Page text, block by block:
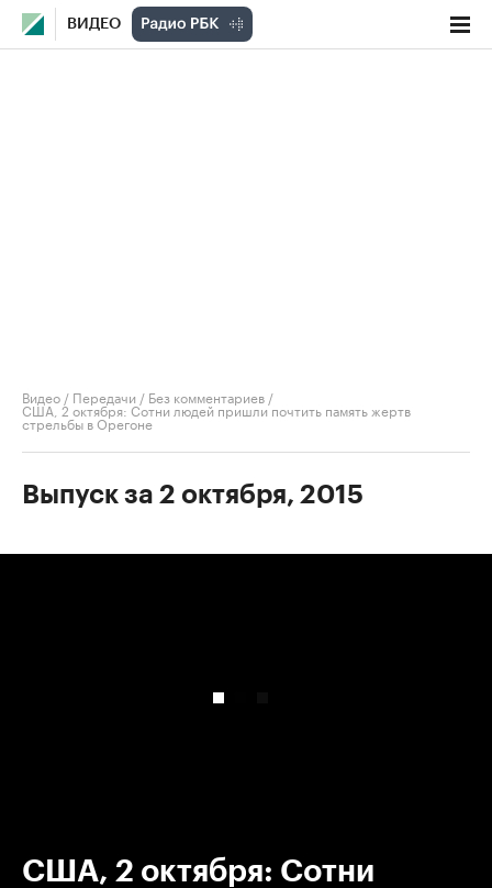
ВИДЕО
Видео / Передачи / Без комментариев /
США, 2 октября: Сотни людей пришли почтить память жертв
стрельбы в Орегоне
Выпуск за 2 октября, 2015
США, 2 октября: Сотни